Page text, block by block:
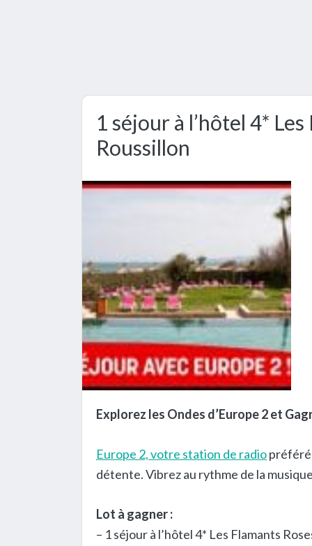
1 séjour à l’hôtel 4*
Roussillon
Explorez les Ondes d’Europe 2 et
Europe 2, votre station de radio
détente. Vibrez au rythme de la
Lot à gagner :
– 1 séjour à l’hôtel 4* Les Flamants